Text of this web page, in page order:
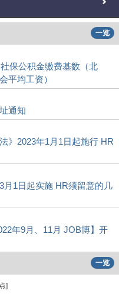
一览
保公积金缴费基数（北
平均工资）
通知
》2023年1月1日起施行 HR
月1日起实施 HR须留意的几
年9月、11月 JOB博】开
一览
]